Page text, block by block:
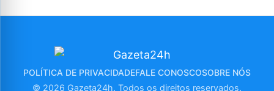
POLÍTICA DE PRIVACIDADEFALE CONOSCOSOBRE NÓS
© 2026 Gazeta24h. Todos os direitos reservados.